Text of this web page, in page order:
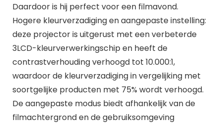
Daardoor is hij perfect voor een filmavond.
Hogere kleurverzadiging en aangepaste instelling:
deze projector is uitgerust met een verbeterde
3LCD-kleurverwerkingschip en heeft de
contrastverhouding verhoogd tot 10.000:1,
waardoor de kleurverzadiging in vergelijking met
soortgelijke producten met 75% wordt verhoogd.
De aangepaste modus biedt afhankelijk van de
filmachtergrond en de gebruiksomgeving